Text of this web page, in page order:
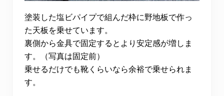
塗装した塩ビパイプで組んだ枠に野地板で作っ
た天板を乗せています。
裏側から金具で固定するとより安定感が増しま
す。（写真は固定前）
乗せるだけでも靴くらいなら余裕で乗せられま
す。